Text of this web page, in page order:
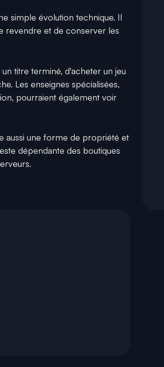
simple évolution technique. Il
revendre et de conserver les
titre terminé, d'acheter un jeu
Les enseignes spécialisées,
pourraient également voir
aussi une forme de propriété et
dépendante des boutiques